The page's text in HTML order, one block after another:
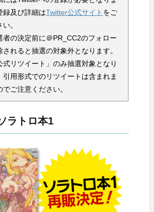
録及び詳細はTwitter公式サイト をご
。
者の決定前に＠PR_CC2のフォロー
されると抽選の対象外となります。
式リツイート」のみ抽選対象となり
引用形式でのリツイートは含まれま
でご注意ください。
ラトロ本1